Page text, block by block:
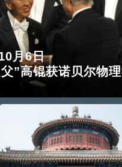
月6日
”高锟获诺贝尔物